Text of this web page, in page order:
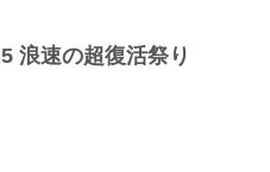
浪速の超復活祭り